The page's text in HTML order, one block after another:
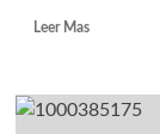
Leer Mas